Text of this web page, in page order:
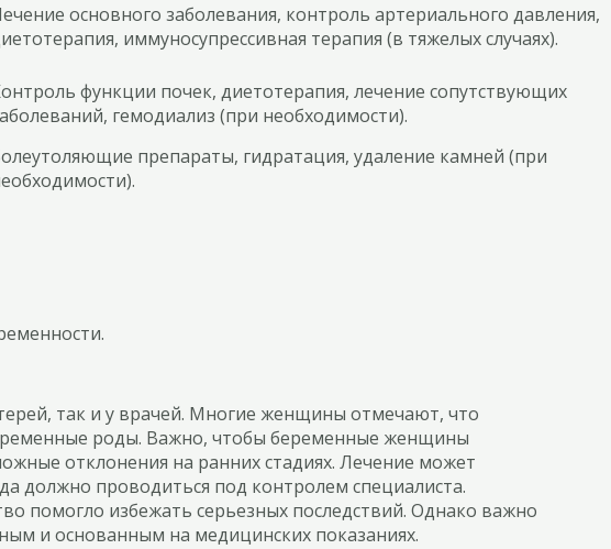
основного заболевания, контроль артериального давления,
иммуносупрессивная терапия (в тяжелых случаях).
функции почек, диетотерапия, лечение сопутствующих
гемодиализ (при необходимости).
препараты, гидратация, удаление камней (при
так и у врачей. Многие женщины отмечают, что
роды. Важно, чтобы беременные женщины
отклонения на ранних стадиях. Лечение может
должно проводиться под контролем специалиста.
помогло избежать серьезных последствий. Однако важно
и основанным на медицинских показаниях.